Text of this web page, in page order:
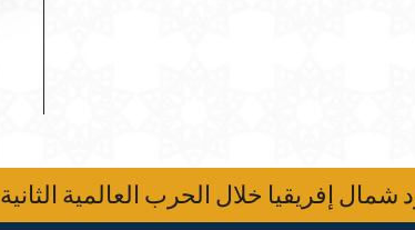
شمال إفريقيا خلال الحرب العالمية الثانية